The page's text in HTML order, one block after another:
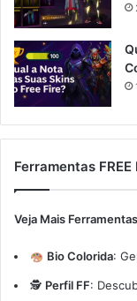
Ferramentas
Veja Mais
Bio Colorida:
🕵️ Perfil FF: